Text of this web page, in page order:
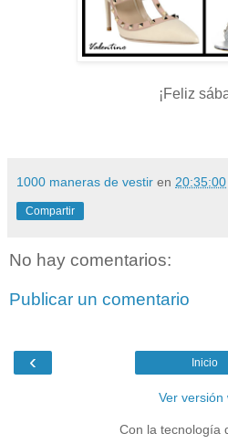
¡Feliz
1000 maneras de vestir en 20:35:00
Compartir
No hay comentarios:
Publicar un comentario
‹ Inicio
Ver versión
Con la tecnología